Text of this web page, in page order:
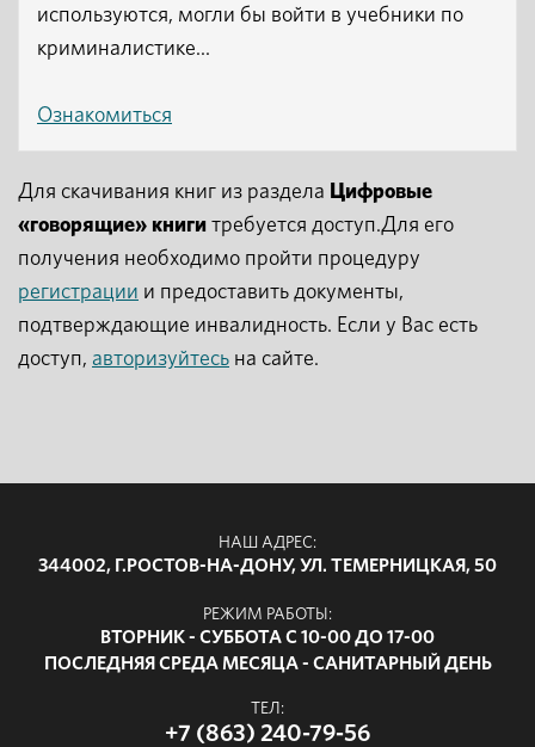
используются, могли бы войти в учебники по
криминалистике...
Ознакомиться
Для скачивания книг из раздела Цифровые
«говорящие» книги требуется доступ.Для его
получения необходимо пройти процедуру
регистрации и предоставить документы,
подтверждающие инвалидность. Если у Вас есть
доступ, авторизуйтесь на сайте.
НАШ АДРЕС:
344002, Г.РОСТОВ-НА-ДОНУ, УЛ. ТЕМЕРНИЦКАЯ, 50
РЕЖИМ РАБОТЫ:
ВТОРНИК - СУББОТА С 10-00 ДО 17-00
ПОСЛЕДНЯЯ СРЕДА МЕСЯЦА - САНИТАРНЫЙ ДЕНЬ
ТЕЛ:
+7 (863) 240-79-56